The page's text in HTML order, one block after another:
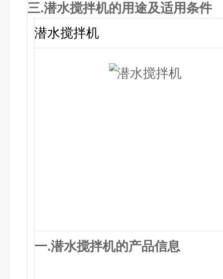
三.潜水搅拌机的用途及适用条件
潜水搅拌机
一.潜水搅拌机的产品信息